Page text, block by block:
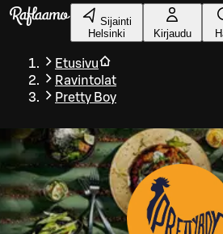
Siirry pääsisältöön
Sijainti
Helsinki
Kirjaudu
Etusivu
Ravintolat
Pretty Boy